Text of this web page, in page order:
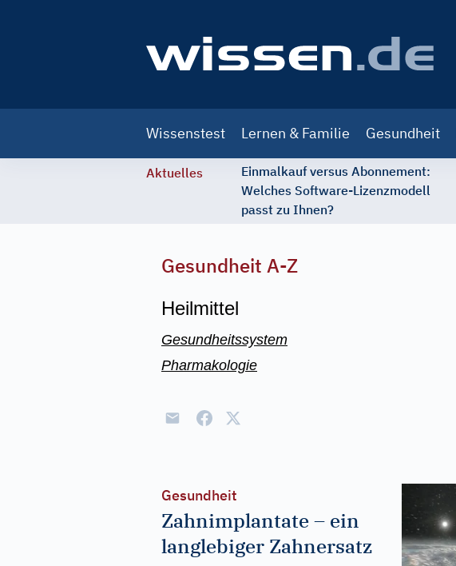
navigation
Wissenstest Lernen & Familie Gesundheit
Aktuelles
Einmalkauf versus Abonnement:
Welches Software-Lizenzmodell
passt zu Ihnen?
Gesundheit A-Z
Heilmittel
Gesundheitssystem
Pharmakologie
Gesundheit
Zahnimplantate – ein
langlebiger Zahnersatz